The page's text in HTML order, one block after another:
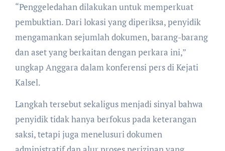
“Penggeledahan dilakukan untuk memperkuat
pembuktian. Dari lokasi yang diperiksa, penyidik
mengamankan sejumlah dokumen, barang-barang
dan aset yang berkaitan dengan perkara ini,”
ungkap Anggara dalam konferensi pers di Kejati
Kalsel.
Langkah tersebut sekaligus menjadi sinyal bahwa
penyidik tidak hanya berfokus pada keterangan
saksi, tetapi juga menelusuri dokumen